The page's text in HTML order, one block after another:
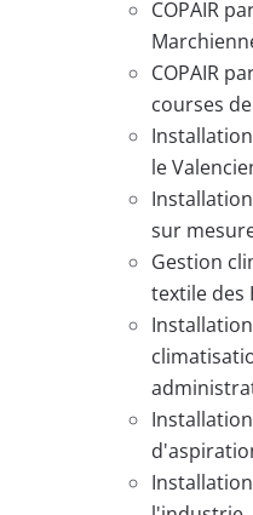
COPAIR
COPAIR
courses
le
sur
Gestion
textile des